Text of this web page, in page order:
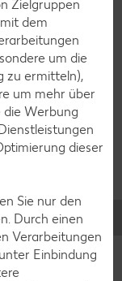
Zielgruppen
dem
um die
zu ermitteln),
um mehr über
die Werbung
dieser
Sie nur den
Durch einen
Verarbeitungen
Einbindung